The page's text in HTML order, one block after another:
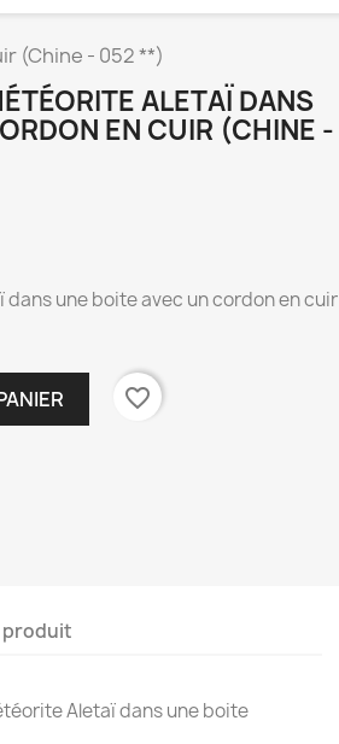
(Chine - 052 **)
ALETAÏ DANS
EN CUIR (CHINE -
une boite avec un cordon en cuir
favorite_border
produit
Aletaï dans une boite